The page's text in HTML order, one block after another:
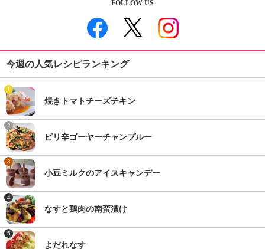
FOLLOW US
今週の人気レシピランキング
1
焼きトマトチーズチキン
2
ピリ辛ゴーヤーチャンプルー
3
小豆ミルクのアイスキャンデー
4
なすと鶏肉の南蛮漬け
5
よだれなす